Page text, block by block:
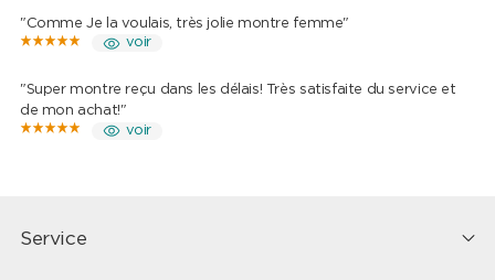
"Comme Je la voulais, très jolie montre femme"
voir
"Super montre reçu dans les délais! Très satisfaite du service et
de mon achat!"
voir
Service